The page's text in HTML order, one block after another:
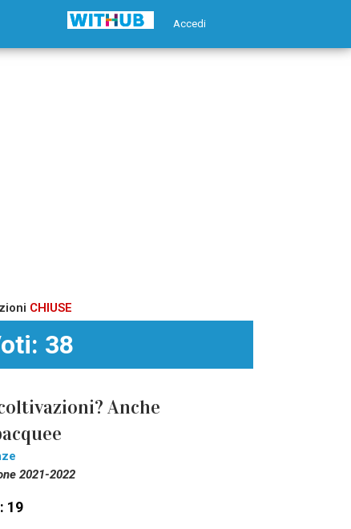
Accedi
CHIUSE
38
Anche
2021-2022
19